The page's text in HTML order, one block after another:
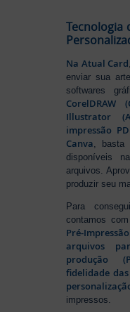
Tecnologia
Na Atual Card
enviar sua
softwares
CorelDRAW
Illustrator
impressão
Canva ,
disponíveis
arquivos.
produzir seu
Para
contamos
Pré-Impressão
arquivos
produção
fidelidade
impressos.